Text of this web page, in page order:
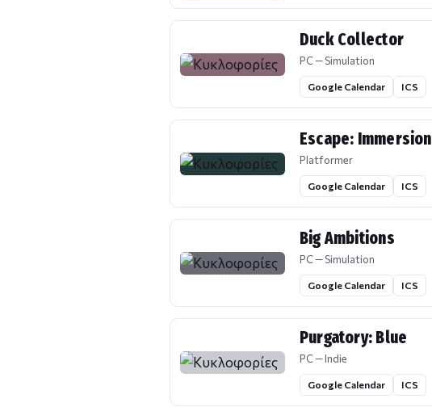
Duck Collector
PC — Simulation
Google Calendar ICS
Escape: Immersion
Platformer
Google Calendar ICS
Big Ambitions
PC — Simulation
Google Calendar ICS
Purgatory: Blue
PC — Indie
Google Calendar ICS